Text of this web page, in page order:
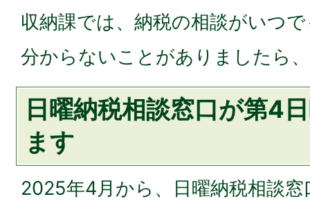
収納課では、納税の相談がいつ
分からないことがありましたら
日曜納税相談窓口が第4
ます
2025年4月から、日曜納税相談